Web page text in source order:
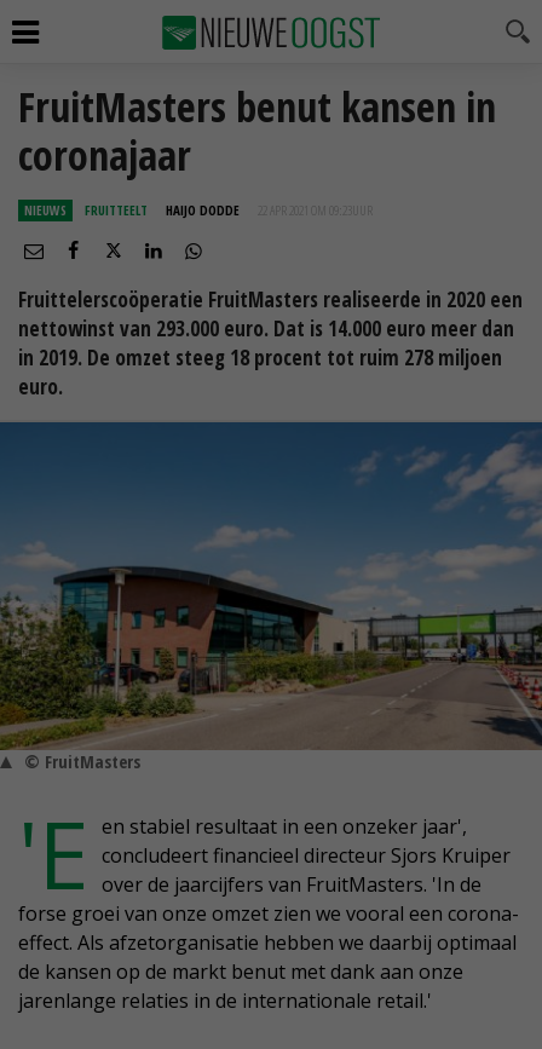
FruitMasters benut kansen in
coronajaar
NIEUWS FRUITTEELT HAIJO DODDE 22 APR 2021 OM 09:23
Fruittelerscoöperatie FruitMasters realiseerde in 2020 een
nettowinst van 293.000 euro. Dat is 14.000 euro meer dan
in 2019. De omzet steeg 18 procent tot ruim 278 miljoen
euro.
© FruitMasters
'E
en stabiel resultaat in een onzeker jaar',
concludeert financieel directeur Sjors Kruiper
over de jaarcijfers van FruitMasters. 'In de
forse groei van onze omzet zien we vooral een corona-
effect. Als afzetorganisatie hebben we daarbij optimaal
de kansen op de markt benut met dank aan onze
jarenlange relaties in de internationale retail.'